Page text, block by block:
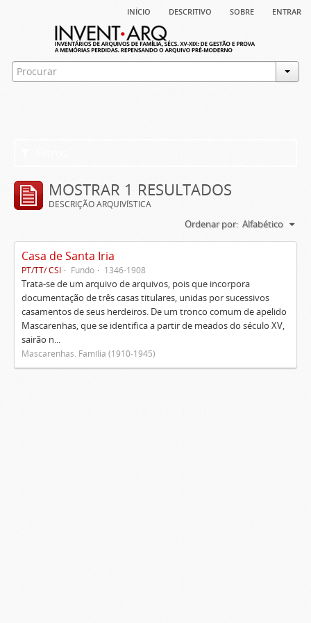
início descritivo sobre entrar
MOSTRAR 1 RESULTADOS
DESCRIÇÃO ARQUIVÍSTICA
Ordenar por: Alfabético
Casa de Santa Iria
PT/TT/ CSI Fundo 1346-1908
Trata-se de um arquivo de arquivos, pois que incorpora
documentação de três casas titulares, unidas por sucessivos
casamentos de seus herdeiros. De um tronco comum de apelido
Mascarenhas, que se identifica a partir de meados do século XV,
sairão n...
Mascarenhas. Família (1910-1945)